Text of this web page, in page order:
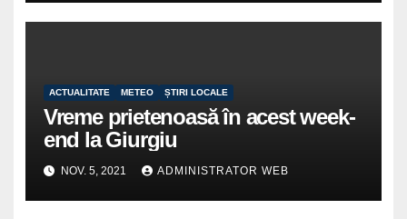
ACTUALITATE METEO ȘTIRI LOCALE
Vreme prietenoasă în acest week-
end la Giurgiu
NOV. 5, 2021 ADMINISTRATOR WEB